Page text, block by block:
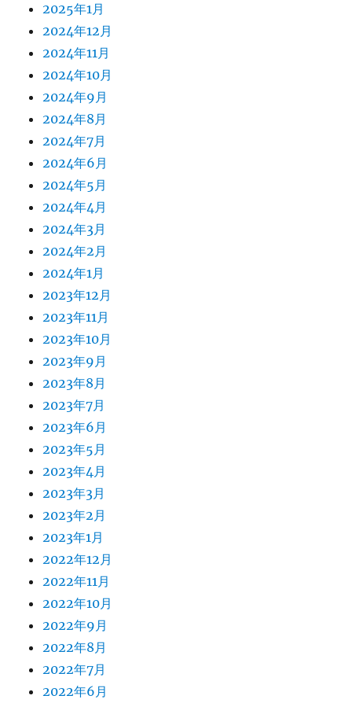
2025年1月
2024年12月
2024年11月
2024年10月
2024年9月
2024年8月
2024年7月
2024年6月
2024年5月
2024年4月
2024年3月
2024年2月
2024年1月
2023年12月
2023年11月
2023年10月
2023年9月
2023年8月
2023年7月
2023年6月
2023年5月
2023年4月
2023年3月
2023年2月
2023年1月
2022年12月
2022年11月
2022年10月
2022年9月
2022年8月
2022年7月
2022年6月